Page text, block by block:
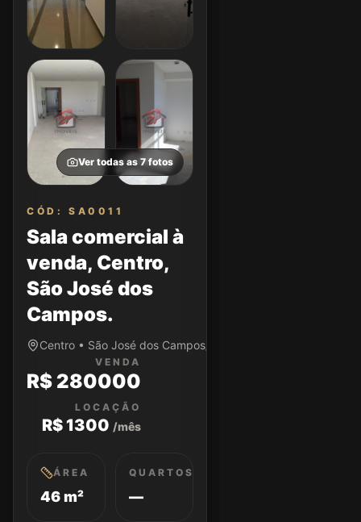
Ver todas as 7 fotos
CÓD: SA0011
Sala comercial à
venda, Centro,
São José dos
Campos.
Centro • São José dos Campos/SP
VENDA
R$ 280000
LOCAÇÃO
R$ 1300 /mês
ÁREA
46 m²
QUARTOS
—